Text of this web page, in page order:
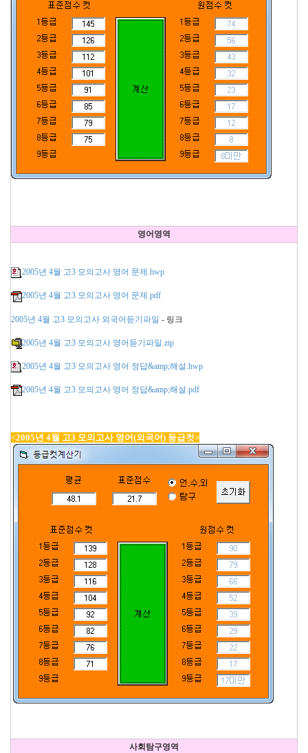
영어영역
2005년 4월 고3 모의고사 영어 문제.hwp
2005년 4월 고3 모의고사 영어 문제.pdf
2005년 4월 고3 모의고사 외국어 듣기파일 - 링크
2005년 4월 고3 모의고사 영어듣기파일.zip
2005년 4월 고3 모의고사 영어 정답&amp;해설.hwp
2005년 4월 고3 모의고사 영어 정답&amp;해설.pdf
<2005년 4월 고3 모의고사 영어(외국어) 등급컷>
사회탐구영역